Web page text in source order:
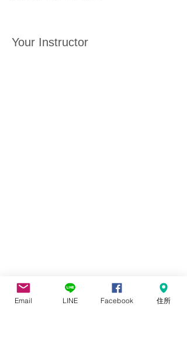
Your Instructor
Email LINE Facebook 住所